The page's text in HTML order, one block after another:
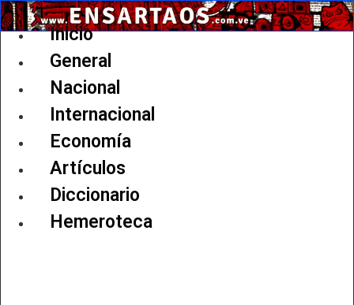
Ir
al
Inicio
General
Nacional
Internacional
Economía
Artículos
Diccionario
Hemeroteca